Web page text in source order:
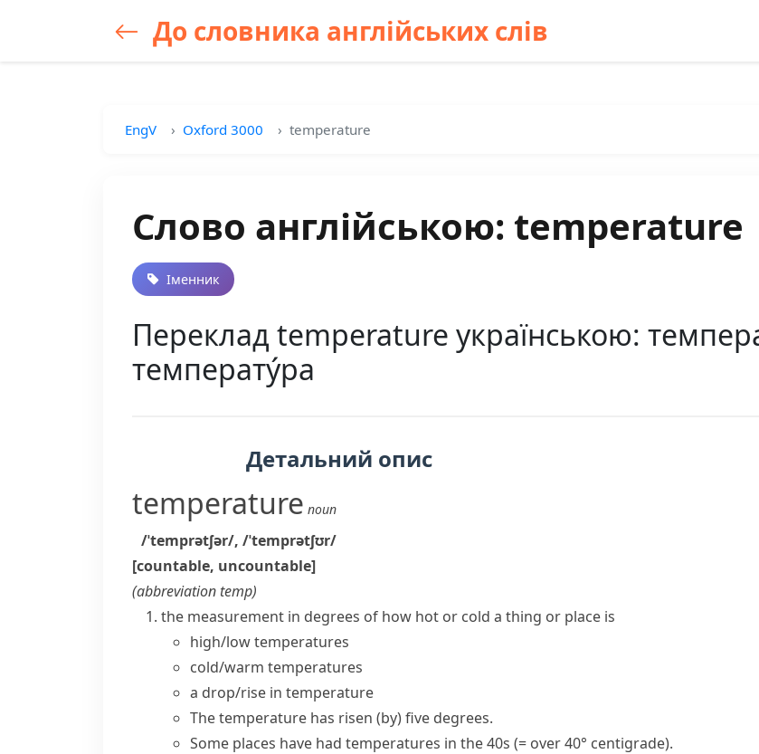
До словника англійських слів
EngV Oxford 3000 temperature
Слово англійською: temperature
Іменник
Переклад temperature українською:
температу́ра
Детальний опис
temperature noun
/ˈtemprətʃər/, /ˈtemprətʃʊr/
[countable, uncountable]
(abbreviation temp)
the measurement in degrees of how hot or cold a thing or place is
high/low temperatures
cold/warm temperatures
a drop/rise in temperature
The temperature has risen (by) five degrees.
Some places have had temperatures in the 40s (= over 40° centigrade).